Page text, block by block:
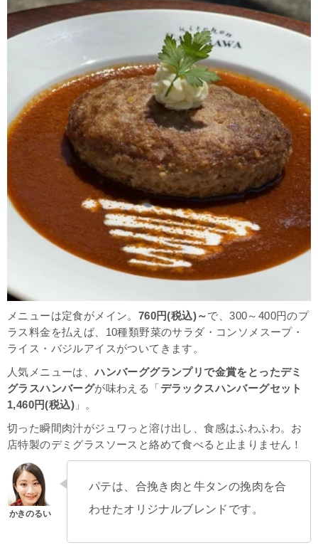
メニューは定食がメイン。 760円(税込)～で、300～400円のプ
ラス料金を払えば、 10種類野菜のサラダ・コンソメスープ・
ライス・バジルアイスがついてきます。
人気メニューは、ハンバーググランプリで金賞をとったデミ
グラスハンバーグが味わえる「 デラックスハンバーグセット
1,460円(税込) 」。
切った瞬間肉汁がジュワっと溶け出し、食感はふわふわ。お
店特製のデミグラスソースと絡めて食べると止まりません！
パテは、合挽き肉と牛タンの挽肉を合
わせたオリジナルブレンドです。